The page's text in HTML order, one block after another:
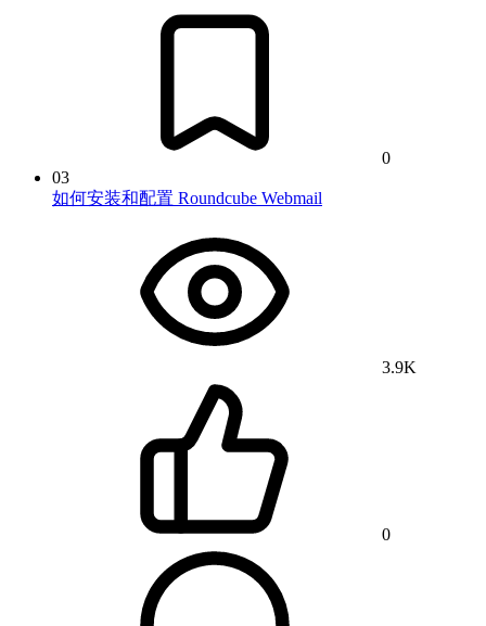
0
03
如何安装和配置 Roundcube Webmail
3.9K
0